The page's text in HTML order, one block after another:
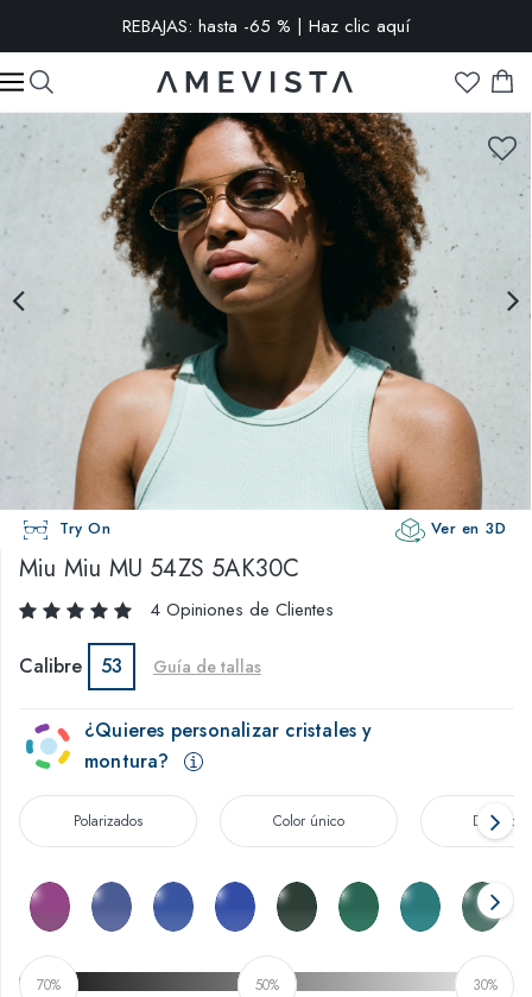
-15% extra en todas las gafas con cristales graduados | Código:
VISION15
Try On Ver en 3D
Miu Miu MU 54ZS 5AK30C
4 Opiniones de Clientes
Calibre 53 Guía de tallas
¿Quieres personalizar cristales y
montura?
Polarizados Color único
70% 50% 30%